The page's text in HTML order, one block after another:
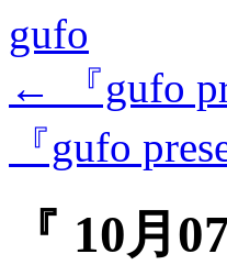
gufo
←
『gufo
『gufo
『 10月